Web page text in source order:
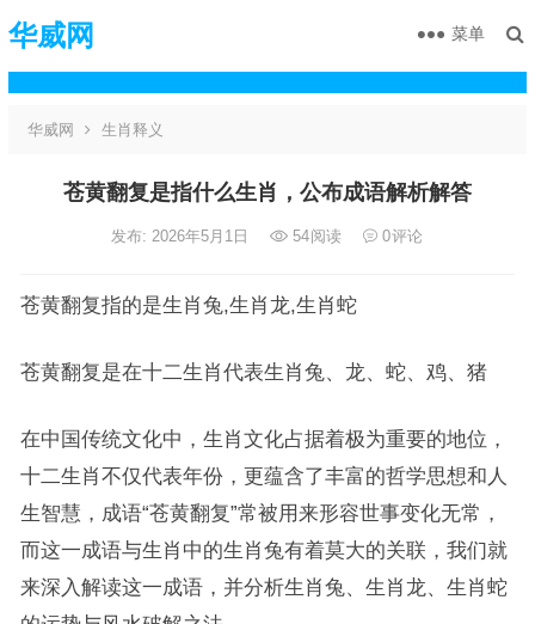
华威网 菜单
华威网 生肖释义
苍黄翻复是指什么生肖，公布成语解析解答
发布: 2026年5月1日 54阅读 0评论
苍黄翻复指的是生肖兔,生肖龙,生肖蛇
苍黄翻复是在十二生肖代表生肖兔、龙、蛇、鸡、猪
在中国传统文化中，生肖文化占据着极为重要的地位，
十二生肖不仅代表年份，更蕴含了丰富的哲学思想和人
生智慧，成语“苍黄翻复”常被用来形容世事变化无常，
而这一成语与生肖中的生肖兔有着莫大的关联，我们就
来深入解读这一成语，并分析生肖兔、生肖龙、生肖蛇